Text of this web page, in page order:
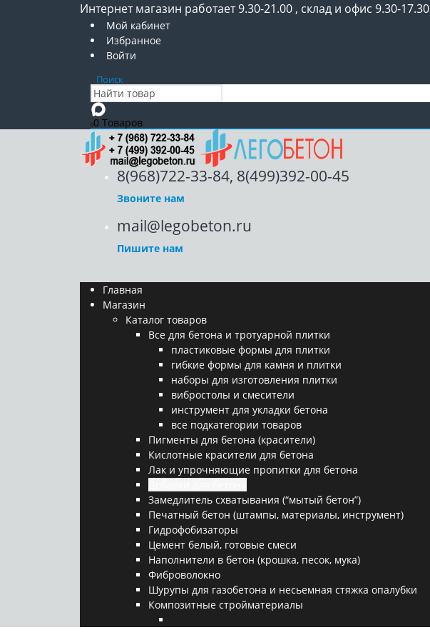
Интернет магазин работает 9.30-21.00 , склад и офис 9.30-17.30
Мой кабинет
Избранное
Войти
Поиск
00 Товаров
8(968)722-33-84, 8(499)392-00-45
Звоните нам
mail@legobeton.ru
Пишите нам
Главная
Магазин
Каталог товаров
Все для бетона и тротуарной плитки
пластиковые формы для плитки
гибкие формы для камня и плитки
наборы для изготовления плитки
вибростолы и смесители
инструмент для укладки бетона
все подкатегории товаров
Пигменты для бетона (красители)
Кислотные красители для бетона
Лак и упрочняющие пропитки для бетона
Замедлитель схватывания (“мытый бетон”)
Печатный бетон (штампы, материалы, инструмент)
Гидрофобизаторы
Цемент белый, готовые смеси
Наполнители в бетон (крошка, песок, мука)
Фиброволокно
Шурупы для газобетона и несьемная стяжка опалубки
Композитные стройматериалы